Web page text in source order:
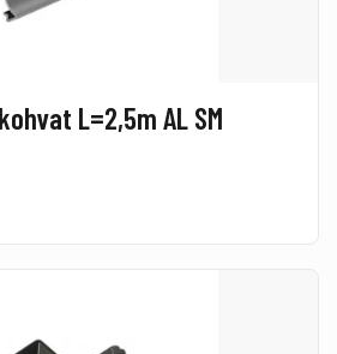
L=2,5m AL SM